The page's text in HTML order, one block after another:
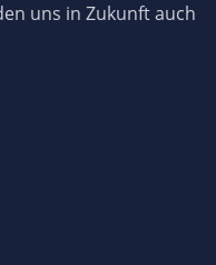
uns in Zukunft auch